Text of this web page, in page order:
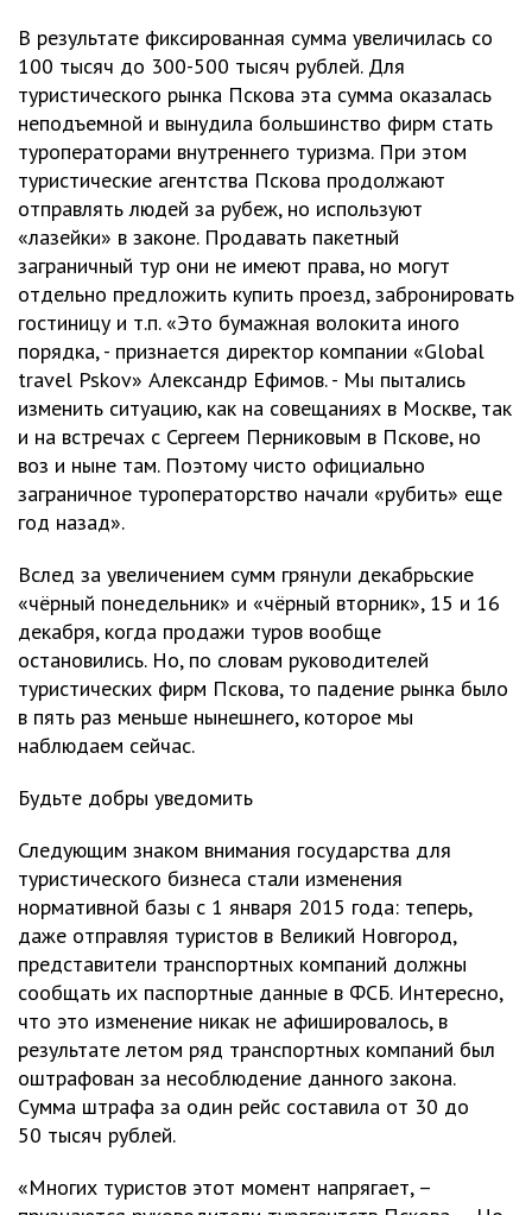
В результате фиксированная сумма увеличилась со
100 тысяч до 300-500 тысяч рублей. Для
туристического рынка Пскова эта сумма оказалась
неподъемной и вынудила большинство фирм стать
туроператорами внутреннего туризма. При этом
туристические агентства Пскова продолжают
отправлять людей за рубеж, но используют
«лазейки» в законе. Продавать пакетный
заграничный тур они не имеют права, но могут
отдельно предложить купить проезд, забронировать
гостиницу и т.п. «Это бумажная волокита иного
порядка, - признается директор компании «Global
travel Pskov» Александр Ефимов. - Мы пытались
изменить ситуацию, как на совещаниях в Москве, так
и на встречах с Сергеем Перниковым в Пскове, но
воз и ныне там. Поэтому чисто официально
заграничное туроператорство начали «рубить» еще
год назад».
Вслед за увеличением сумм грянули декабрьские
«чёрный понедельник» и «чёрный вторник», 15 и 16
декабря, когда продажи туров вообще
остановились. Но, по словам руководителей
туристических фирм Пскова, то падение рынка было
в пять раз меньше нынешнего, которое мы
наблюдаем сейчас.
Будьте добры уведомить
Следующим знаком внимания государства для
туристического бизнеса стали изменения
нормативной базы с 1 января 2015 года: теперь,
даже отправляя туристов в Великий Новгород,
представители транспортных компаний должны
сообщать их паспортные данные в ФСБ. Интересно,
что это изменение никак не афишировалось, в
результате летом ряд транспортных компаний был
оштрафован за несоблюдение данного закона.
Сумма штрафа за один рейс составила от 30 до
50 тысяч рублей.
«Многих туристов этот момент напрягает, –